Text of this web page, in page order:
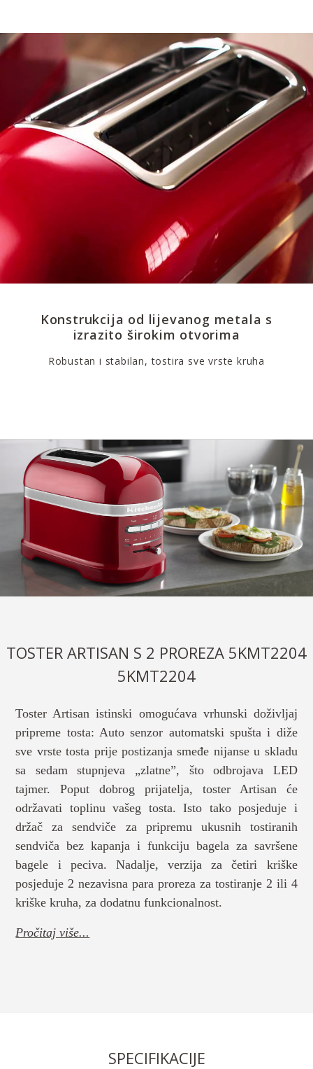
Konstrukcija od lijevanog metala s
izrazito širokim otvorima
Robustan i stabilan, tostira sve vrste kruha
TOSTER ARTISAN S 2 PROREZA 5KMT2204
5KMT2204
Toster Artisan istinski omogućava vrhunski doživljaj
pripreme tosta: Auto senzor automatski spušta i diže
sve vrste tosta prije postizanja smeđe nijanse u skladu
sa sedam stupnjeva „zlatne”, što odbrojava LED
tajmer. Poput dobrog prijatelja, toster Artisan će
održavati toplinu vašeg tosta. Isto tako posjeduje i
držač za sendviče za pripremu ukusnih tostiranih
sendviča bez kapanja i funkciju bagela za savršene
bagele i peciva. Nadalje, verzija za četiri kriške
posjeduje 2 nezavisna para proreza za tostiranje 2 ili 4
kriške kruha, za dodatnu funkcionalnost.
Pročitaj više...
SPECIFIKACIJE